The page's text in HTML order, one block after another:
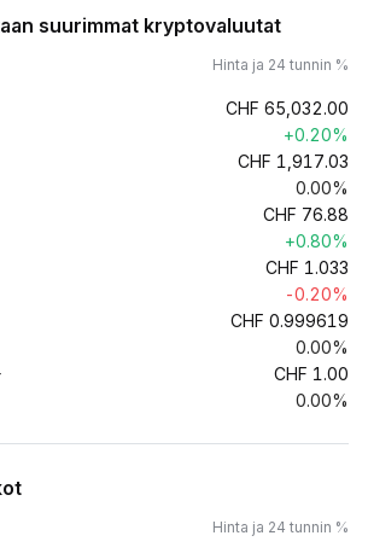
suurimmat kryptovaluutat
Hinta ja 24 tunnin %
CHF 65,032.00
+0.20%
CHF 1,917.03
0.00%
CHF 76.88
+0.80%
CHF 1.033
-0.20%
CHF 0.999619
0.00%
CHF 1.00
0.00%
Hinta ja 24 tunnin %